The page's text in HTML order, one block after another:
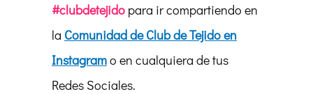
#clubdetejido para ir compartiendo en
la Comunidad de Club de Tejido en
Instagramo en cualquiera de tus
Redes Sociales.